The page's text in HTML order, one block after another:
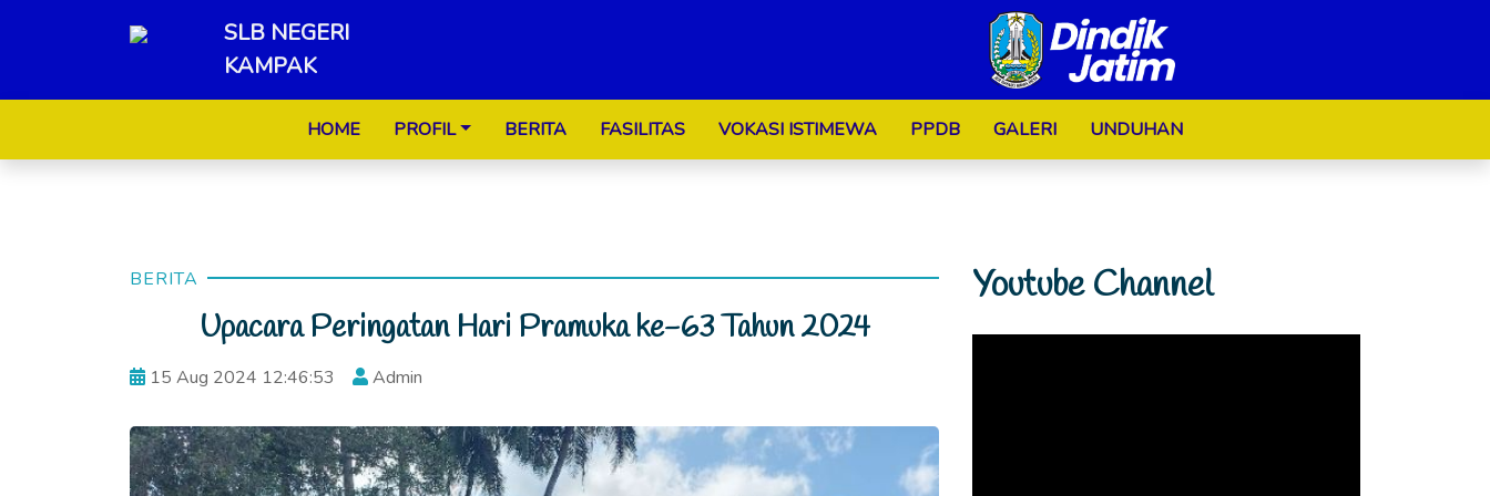
SLB NEGERI
KAMPAK
HOME PROFIL BERITA FASILITAS VOKASI ISTIMEWA PPDB GALERI UNDUHAN
BERITA
Upacara Peringatan Hari Pramuka ke-63 Tahun 2024
15 Aug 2024 12:46:53 Admin
Youtube Channel